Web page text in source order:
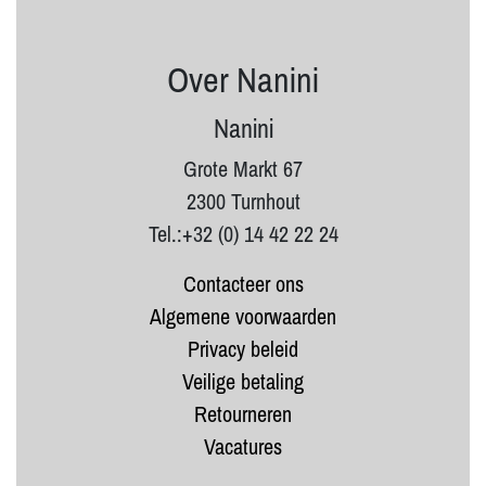
Over Nanini
Nanini
Grote Markt 67
2300 Turnhout
Tel.:+32 (0) 14 42 22 24
Contacteer ons
Algemene voorwaarden
Privacy beleid
Veilige betaling
Retourneren
Vacatures